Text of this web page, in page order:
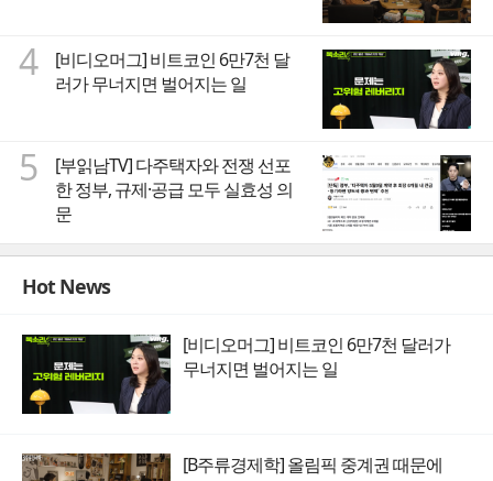
4
[비디오머그] 비트코인 6만7천 달
러가 무너지면 벌어지는 일
5
[부읽남TV] 다주택자와 전쟁 선포
한 정부, 규제·공급 모두 실효성 의
문
Hot News
[비디오머그] 비트코인 6만7천 달러가
무너지면 벌어지는 일
[B주류경제학] 올림픽 중계권 때문에